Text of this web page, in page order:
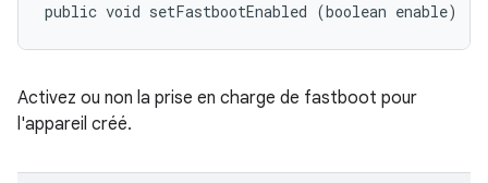
public void setFastbootEnabled (boolean enable)
Activez ou non la prise en charge de fastboot pour
l'appareil créé.